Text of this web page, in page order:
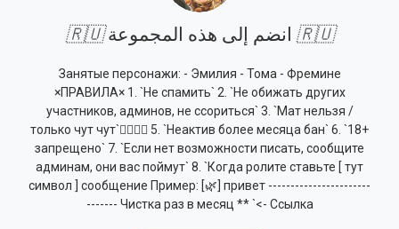
🇷🇺 🇷🇺
Занятые персонажи: - Эмилия - Тома - Фремине
×ПРАВИЛА× 1. `Не спамить` 2. `Не обижать других
участников, админов, не ссориться` 3. `Мат нельзя /
только чут чут`👌🏻👌🏻 5. `Неактив более месяца бан` 6. `18+
запрещено` 7. `Если нет возможности писать, сообщите
админам, они вас поймут` 8. `Когда ролите ставьте [ тут
символ ] сообщение Пример: [🌿] привет -----------------------
------- Чистка раз в месяц ** `<- Ссылка